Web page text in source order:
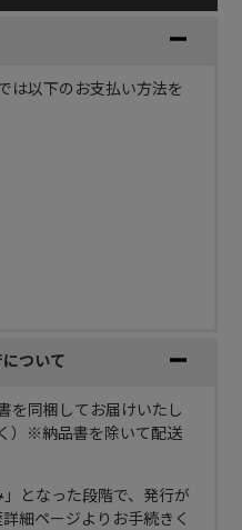
は以下のお支払い方法を
ついて
を同梱してお届けいたし
）※納品書を除いて配送
となった段階で、発行が
細ページよりお手続きく